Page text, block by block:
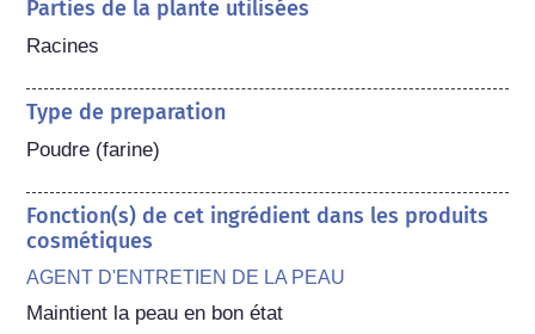
Parties de la plante utilisées
Racines
Type de preparation
Poudre (farine)
Fonction(s) de cet ingrédient dans les produits
cosmétiques
AGENT D'ENTRETIEN DE LA PEAU
Maintient la peau en bon état